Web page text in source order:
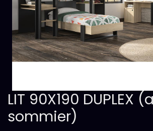
LIT 90X190 DUPLEX
sommier)